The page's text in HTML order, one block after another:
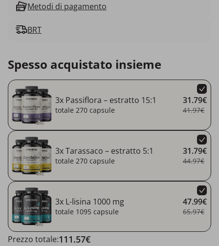
Metodi di pagamento
BRT
Spesso acquistato insieme
3x Passiflora – estratto 15:1
totale 270 capsule
31.79€
41.97€
3x Tarassaco – estratto 5:1
totale 270 capsule
31.79€
44.97€
3x L-lisina 1000 mg
totale 1095 capsule
47.99€
65.97€
Prezzo totale:111.57€